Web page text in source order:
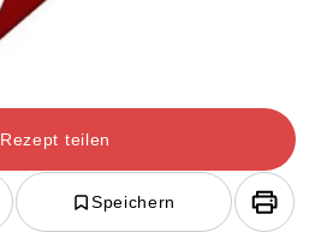
Rezept teilen
Speichern